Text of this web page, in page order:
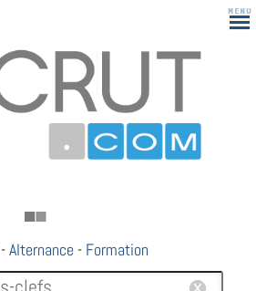
183
-Alternance - Formation